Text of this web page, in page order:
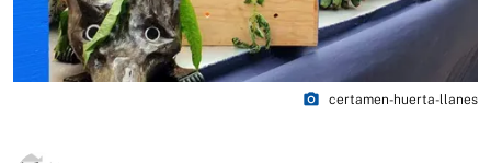
photo_camera certamen-huerta-llanes